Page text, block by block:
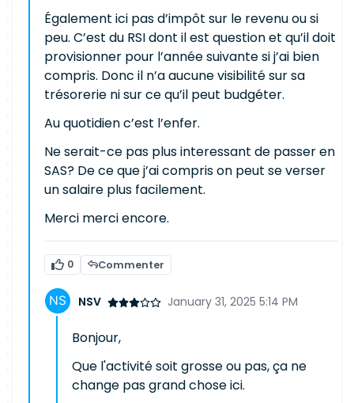
Également ici pas d’impôt sur le revenu ou si
peu. C’est du RSI dont il est question et qu’il doit
provisionner pour l’année suivante si j’ai bien
compris. Donc il n’a aucune visibilité sur sa
trésorerie ni sur ce qu’il peut budgéter.
Au quotidien c’est l’enfer.
Ne serait-ce pas plus interessant de passer en
SAS? De ce que j’ai compris on peut se verser
un salaire plus facilement.
Merci merci encore.
0 Commenter
NSV January 31, 2025 5:14 PM
Bonjour,
Que l'activité soit grosse ou pas, ça ne
change pas grand chose ici.